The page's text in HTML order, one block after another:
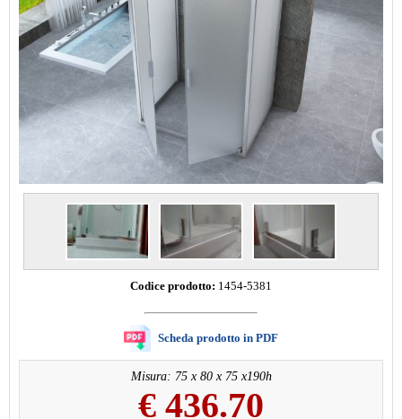
Codice prodotto: 1454-5381
Scheda prodotto in PDF
Misura: 75 x 80 x 75 x190h
€ 436.70